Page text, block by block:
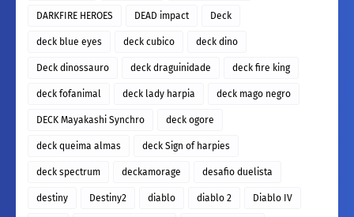
DARKFIRE HEROES DEAD impact Deck
deck blue eyes deck cubico deck dino
Deck dinossauro deck draguinidade deck fire king
deck fofanimal deck lady harpia deck mago negro
DECK Mayakashi Synchro deck ogore
deck queima almas deck Sign of harpies
deck spectrum deckamorage desafio duelista
destiny Destiny2 diablo diablo 2 Diablo IV